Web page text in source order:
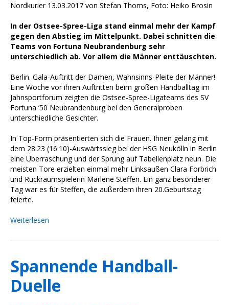
Nordkurier 13.03.2017 von Stefan Thoms, Foto: Heiko Brosin
In der Ostsee-Spree-Liga stand einmal mehr der Kampf
gegen den Abstieg im Mittelpunkt. Dabei schnitten die
Teams von Fortuna Neubrandenburg sehr
unterschiedlich ab. Vor allem die Männer enttäuschten.
Berlin. Gala-Auftritt der Damen, Wahnsinns-Pleite der Männer!
Eine Woche vor ihren Auftritten beim großen Handballtag im
Jahnsportforum zeigten die Ostsee-Spree-Ligateams des SV
Fortuna ’50 Neubrandenburg bei den Generalproben
unterschiedliche Gesichter.
In Top-Form präsentierten sich die Frauen. Ihnen gelang mit
dem 28:23 (16:10)-Auswärtssieg bei der HSG Neukölln in Berlin
eine Überraschung und der Sprung auf Tabellenplatz neun. Die
meisten Tore erzielten einmal mehr Linksaußen Clara Forbrich
und Rückraumspielerin Marlene Steffen. Ein ganz besonderer
Tag war es für Steffen, die außerdem ihren 20.Geburtstag
feierte.
Weiterlesen
Spannende Handball-
Duelle